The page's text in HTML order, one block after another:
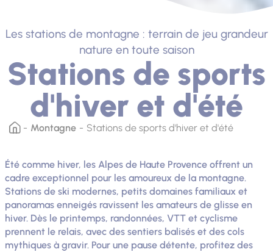
Stations de sports
d'hiver et d'été
Les stations de montagne : terrain de jeu grandeur
nature en toute saison
Montagne Stations de sports d'hiver et d'été
Été comme hiver, les Alpes de Haute Provence offrent un
cadre exceptionnel pour les amoureux de la montagne.
Stations de ski modernes, petits domaines familiaux et
panoramas enneigés ravissent les amateurs de glisse en
hiver. Dès le printemps, randonnées, VTT et cyclisme
prennent le relais, avec des sentiers balisés et des cols
mythiques à gravir. Pour une pause détente, profitez des